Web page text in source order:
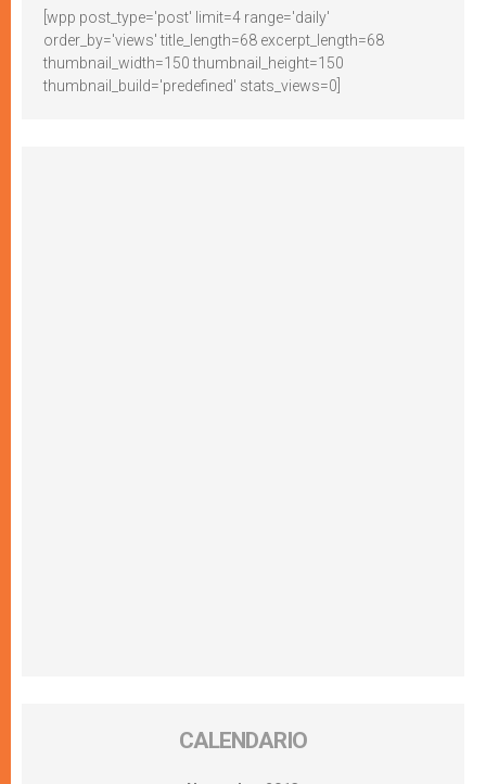
[wpp post_type='post' limit=4 range='daily'
order_by='views' title_length=68 excerpt_length=68
thumbnail_width=150 thumbnail_height=150
thumbnail_build='predefined' stats_views=0]
CALENDARIO